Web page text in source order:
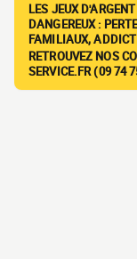
LES JEUX
DANGEREUX :
FAMILIAUX,
RETROUVEZ NOS
SERVICE.FR (09 74